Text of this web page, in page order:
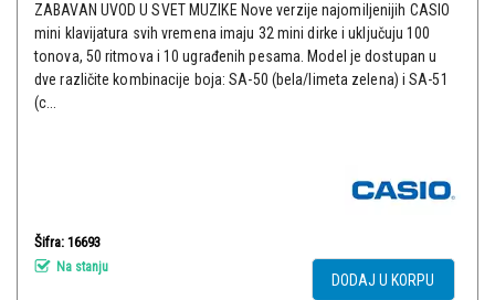
ZABAVAN UVOD U SVET MUZIKE Nove verzije najomiljenijih CASIO
mini klavijatura svih vremena imaju 32 mini dirke i uključuju 100
tonova, 50 ritmova i 10 ugrađenih pesama. Model je dostupan u
dve različite kombinacije boja: SA-50 (bela/limeta zelena) i SA-51
(c...
Šifra: 16693
Na stanju
DODAJ U KORPU